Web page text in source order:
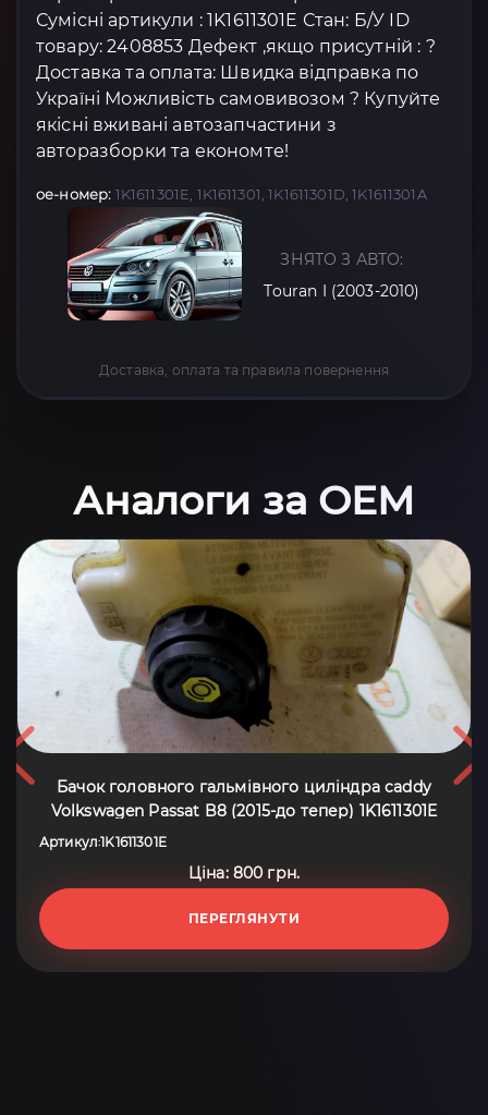
Сумісні артикули : 1K1611301E Стан: Б/У ID
товару: 2408853 Дефект ,якщо присутній : ?
Доставка та оплата: Швидка відправка по
Україні Можливість самовивозом ? Купуйте
якісні вживані автозапчастини з
авторазборки та економте!
oe-номер: 1K1611301E, 1K1611301, 1K1611301D, 1K1611301A
ЗНЯТО З АВТО:
Touran I (2003-2010)
Доставка, оплата та правила повернення
Аналоги за OEM
Бачок головного гальмівного циліндра caddy
Volkswagen Passat B8 (2015-до тепер) 1K1611301E
Артикул:1K1611301E
Ціна: 800 грн.
ПЕРЕГЛЯНУТИ